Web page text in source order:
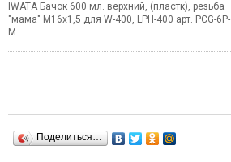
IWATA Бачок 600 мл. верхний, (пластк), резьба
"мама" М16х1,5 для W-400, LPH-400 арт. PCG-6P-
M
Поделиться…